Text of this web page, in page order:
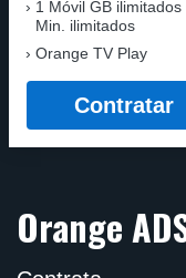
1 Móvil GB ilimitados
Min. ilimitados
Orange TV Play
Contratar
Orange